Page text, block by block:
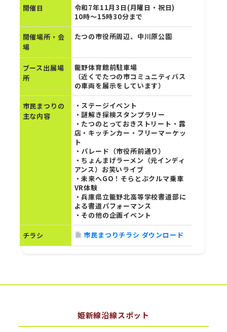
開催日
令和7年11月3日(月曜日・祝日)
10時～15時30分まで
開催場所・会
場
たつの市役所周辺、中川原公園
ブース出展場
所
龍野体育館前駐車場
（近くでたつの市コミュニティバス
の車両を展示をしています）
市民まつりの
主な内容
・ステージイベント
・謎解き探検スタンプラリー
・たつのとっておきストリート・露
店・キッチンカー・フリーマーケッ
ト
・パレード（市役所前通り）
・ちょんまげラーメン（元インディ
アンス）お笑いライブ
・未来へGO！そらとぶクルマ乗車
VR体験
・兵庫県立龍野北高等学校書道部に
よる書道パフォーマンス
・その他の企画イベント
チラシ 市民まつりチラシ ダウンロード
姫新線沿線スポット